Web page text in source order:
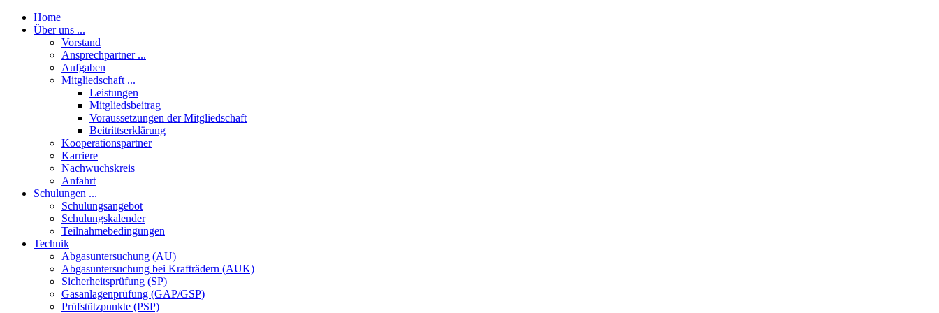
Home
Über uns ...
Vorstand
Ansprechpartner ...
Aufgaben
Mitgliedschaft ...
Leistungen
Mitgliedsbeitrag
Voraussetzungen der Mitgliedschaft
Beitrittserklärung
Kooperationspartner
Karriere
Nachwuchskreis
Anfahrt
Schulungen ...
Schulungsangebot
Schulungskalender
Teilnahmebedingungen
Technik
Abgasuntersuchung (AU)
Abgasuntersuchung bei Krafträdern (AUK)
Sicherheitsprüfung (SP)
Gasanlagenprüfung (GAP/GSP)
Prüfstützpunkte (PSP)